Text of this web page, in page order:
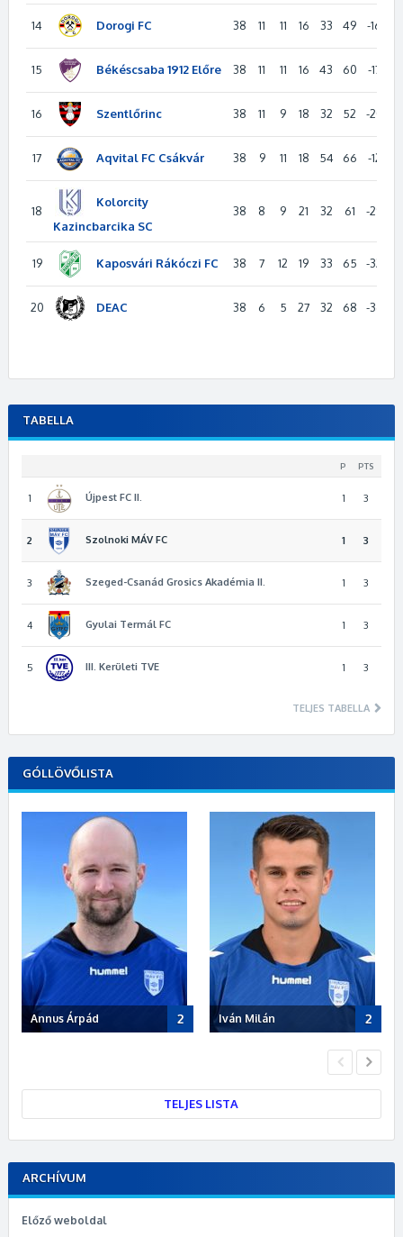
14 Dorogi FC 38 11 11 16 33 49 -16
15 Békéscsaba 1912 Előre 38 11 11 16 43 60 -17
16 Szentlőrinc 38 11 9 18 32 52 -20
17 Aqvital FC Csákvár 38 9 11 18 54 66 -12
18
Kolorcity
Kazincbarcika SC
38 8 9 21 32 61 -29
19 Kaposvári Rákóczi FC 38 7 12 19 33 65 -32
20 DEAC 38 6 5 27 32 68 -36
TABELLA
P PTS
1 Újpest FC II. 1 3
2 Szolnoki MÁV FC 1 3
3 Szeged-Csanád Grosics Akadémia II. 1 3
4 Gyulai Termál FC 1 3
5 III. Kerületi TVE 1 3
TELJES TABELLA
GÓLLÖVŐLISTA
Annus Árpád 2 Iván Milán 2
TELJES LISTA
ARCHÍVUM
Előző weboldal